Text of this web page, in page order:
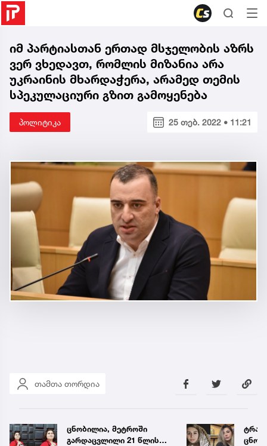
იმ პარტიასთან ერთად მსჯელობის აზრს
ვერ ვხედავთ, რომლის მიზანია არა
უკრაინის მხარდაჭერა, არამედ თემის
სპეკულაციური გზით გამოყენება
პოლიტიკა 25 თებ. 2022 • 11:21
თამთა თორდია
ტრაგედია ხობში -
ცნობილი ხდება